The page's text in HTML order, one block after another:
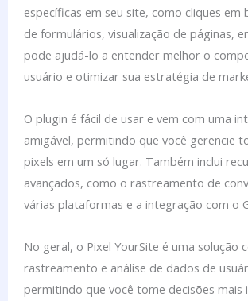
específicas em seu site, como cliques em
de formulários, visualização de páginas,
pode ajudá-lo a entender melhor o
usuário e otimizar sua estratégia de
O plugin é fácil de usar e vem com uma
amigável, permitindo que você gerencie
pixels em um só lugar. Também inclui
avançados, como o rastreamento de
várias plataformas e a integração com o
No geral, o Pixel YourSite é uma solução
rastreamento e análise de dados de
permitindo que você tome decisões mais